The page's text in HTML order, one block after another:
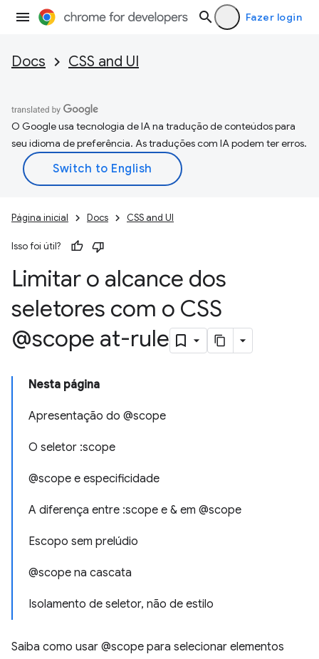
Fazer login
Docs CSS and UI
O Google usa tecnologia de IA na tradução de conteúdos para
seu idioma de preferência. As traduções com IA podem ter erros.
Página inicial Docs CSS and UI
Isso foi útil?
Limitar o alcance dos
seletores com o CSS
@scope at-rule
Nesta página
Apresentação do @scope
O seletor :scope
@scope e especificidade
A diferença entre :scope e & em @scope
Escopo sem prelúdio
@scope na cascata
Isolamento de seletor, não de estilo
Saiba como usar @scope para selecionar elementos